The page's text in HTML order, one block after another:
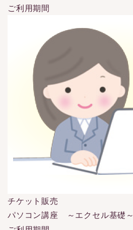
ご利用期間
チケット販売
パソコン講座 ～エクセル基礎～